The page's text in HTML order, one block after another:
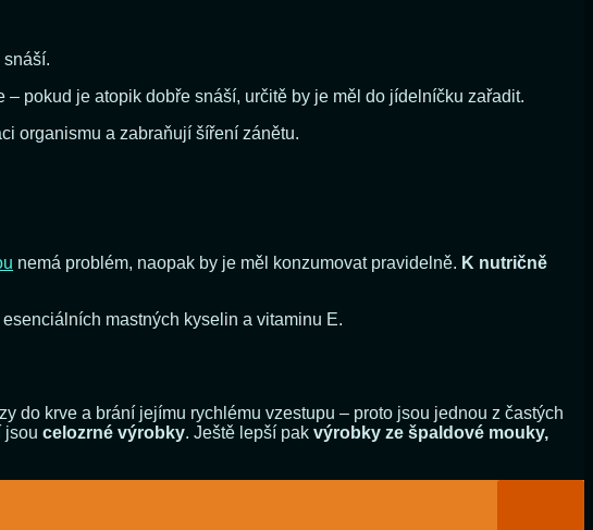
snáší.
– pokud je atopik dobře snáší, určitě by je měl do jídelníčku zařadit.
organismu a zabraňují šíření zánětu.
nemá problém, naopak by je měl konzumovat pravidelně. K nutričně
mastných kyselin a vitaminu E.
do krve a brání jejímu rychlému vzestupu – proto jsou jednou z častých
jsou celozrné výrobky. Ještě lepší pak výrobky ze špaldové mouky,